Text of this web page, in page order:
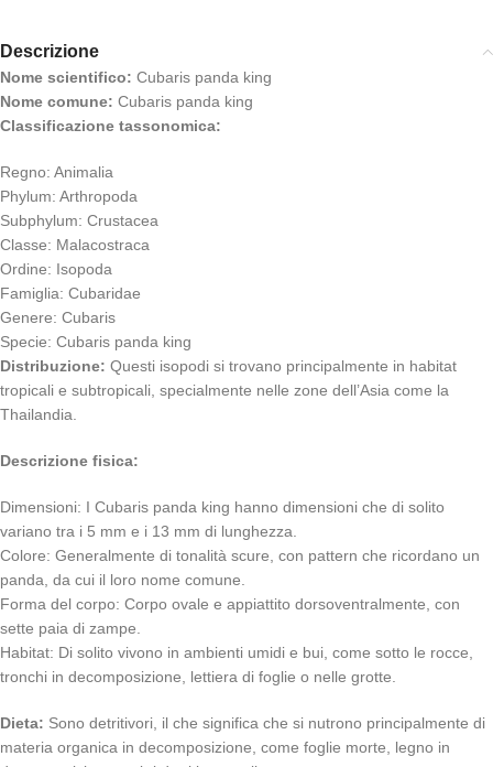
Descrizione
Nome scientifico: Cubaris panda king
Nome comune: Cubaris panda king
Classificazione tassonomica:
Regno: Animalia
Phylum: Arthropoda
Subphylum: Crustacea
Classe: Malacostraca
Ordine: Isopoda
Famiglia: Cubaridae
Genere: Cubaris
Specie: Cubaris panda king
Distribuzione: Questi isopodi si trovano principalmente in habitat
tropicali e subtropicali, specialmente nelle zone dell’Asia come la
Thailandia.
Descrizione fisica:
Dimensioni: I Cubaris panda king hanno dimensioni che di solito
variano tra i 5 mm e i 13 mm di lunghezza.
Colore: Generalmente di tonalità scure, con pattern che ricordano un
panda, da cui il loro nome comune.
Forma del corpo: Corpo ovale e appiattito dorsoventralmente, con
sette paia di zampe.
Habitat: Di solito vivono in ambienti umidi e bui, come sotto le rocce,
tronchi in decomposizione, lettiera di foglie o nelle grotte.
Dieta: Sono detritivori, il che significa che si nutrono principalmente di
materia organica in decomposizione, come foglie morte, legno in